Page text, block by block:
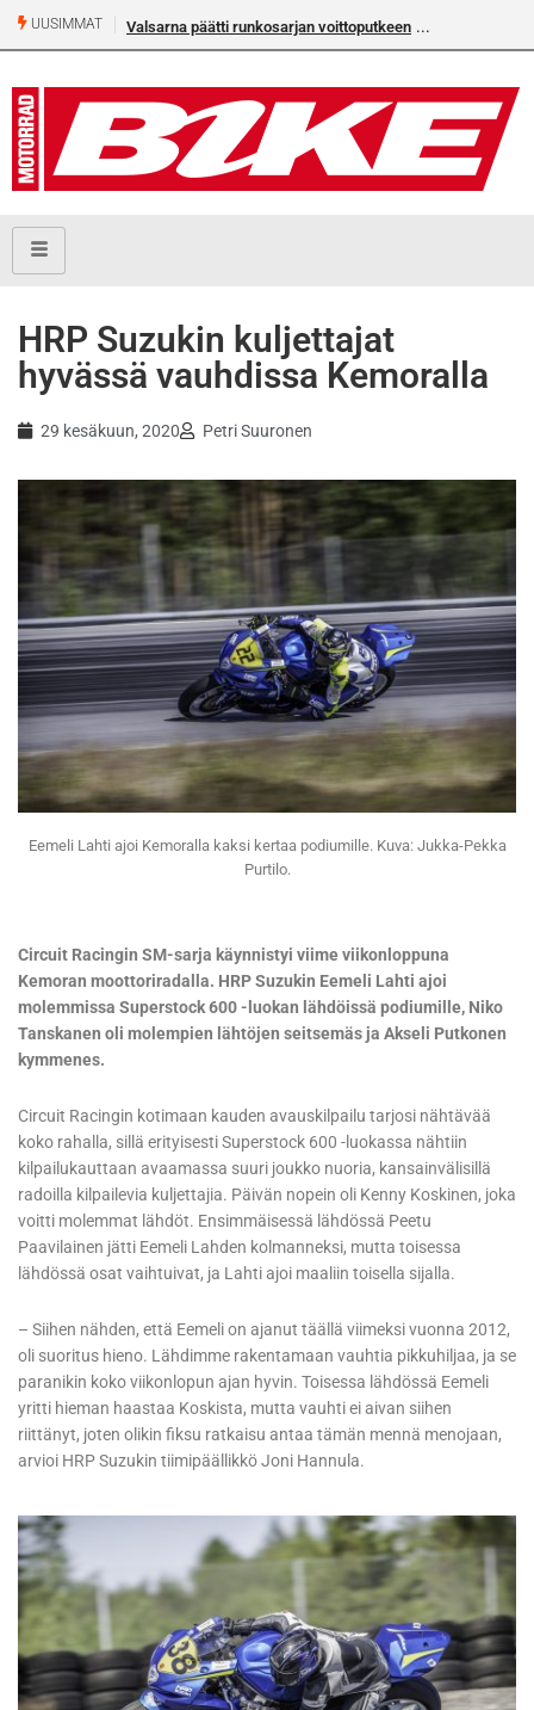
UUSIMMAT Valsarna päätti runkosarjan voittoputkeen
HRP Suzukin kuljettajat
hyvässä vauhdissa Kemoralla
29 kesäkuun, 2020 Petri Suuronen
Eemeli Lahti ajoi Kemoralla kaksi kertaa podiumille. Kuva: Jukka-Pekka
Purtilo.
Circuit Racingin SM-sarja käynnistyi viime viikonloppuna
Kemoran moottoriradalla. HRP Suzukin Eemeli Lahti ajoi
molemmissa Superstock 600 -luokan lähdöissä podiumille, Niko
Tanskanen oli molempien lähtöjen seitsemäs ja Akseli Putkonen
kymmenes.
Circuit Racingin kotimaan kauden avauskilpailu tarjosi nähtävää
koko rahalla, sillä erityisesti Superstock 600 -luokassa nähtiin
kilpailukauttaan avaamassa suuri joukko nuoria, kansainvälisillä
radoilla kilpailevia kuljettajia. Päivän nopein oli Kenny Koskinen, joka
voitti molemmat lähdöt. Ensimmäisessä lähdössä Peetu
Paavilainen jätti Eemeli Lahden kolmanneksi, mutta toisessa
lähdössä osat vaihtuivat, ja Lahti ajoi maaliin toisella sijalla.
– Siihen nähden, että Eemeli on ajanut täällä viimeksi vuonna 2012,
oli suoritus hieno. Lähdimme rakentamaan vauhtia pikkuhiljaa, ja se
paranikin koko viikonlopun ajan hyvin. Toisessa lähdössä Eemeli
yritti hieman haastaa Koskista, mutta vauhti ei aivan siihen
riittänyt, joten olikin fiksu ratkaisu antaa tämän mennä menojaan,
arvioi HRP Suzukin tiimipäällikkö Joni Hannula.